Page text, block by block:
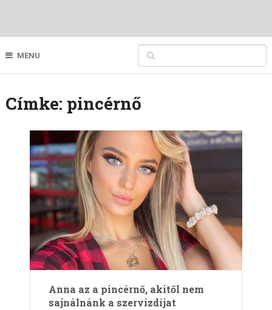
MENU
Címke: pincérnő
Anna az a pincérnő, akitől nem
sajnálnánk a szervízdíjat